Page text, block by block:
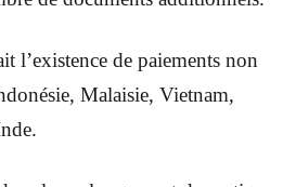
l’existence de paiements non
Malaisie, Vietnam,